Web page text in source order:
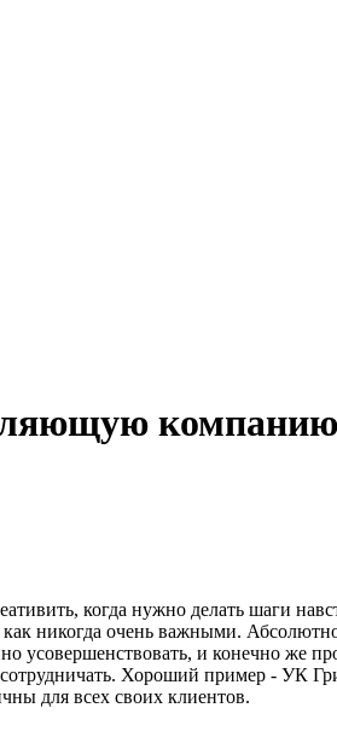
когда нужно делать шаги
как никогда очень важными.
усовершенствовать, и конечно же
Хороший пример - УК
для всех своих клиентов.